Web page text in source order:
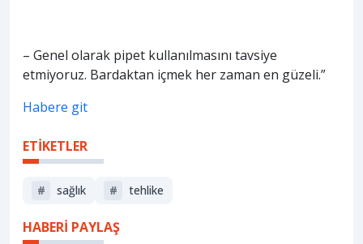
– Genel olarak pipet kullanılmasını tavsiye
etmiyoruz. Bardaktan içmek her zaman en güzeli.”
Habere git
ETİKETLER
# sağlık # tehlike
HABERİ PAYLAŞ